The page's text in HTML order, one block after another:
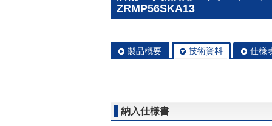
ZRMP56SKA13
製品概要 技術資料 仕様
納入仕様書